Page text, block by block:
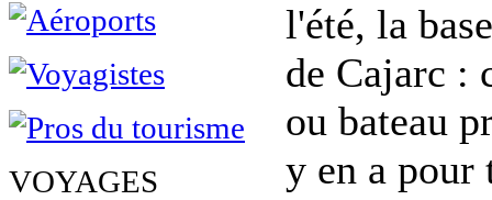
VOYAGES
l'été, la
de Cajarc :
ou bateau
y en a pour